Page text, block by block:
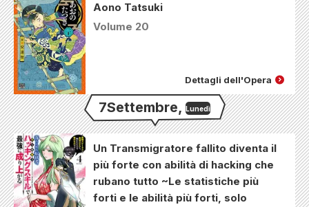
Aono Tatsuki
Volume 20
Dettagli dell'Opera
7Settembre, Lunedì
Un Transmigratore fallito diventa il
più forte con abilità di hacking che
rubano tutto ~Le statistiche più
forti e le abilità più forti, solo